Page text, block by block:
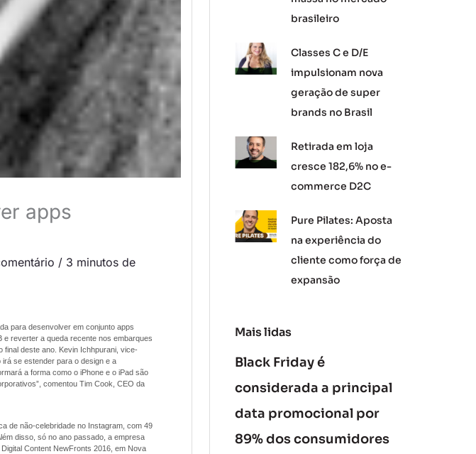
apps
/ 3 minutos de
para desenvolver em conjunto apps
e reverter a queda recente nos embarques
final deste ano. Kevin Ichhpurani, vice-
se estender para o design e a
a forma como o iPhone e o iPad são
comentou Tim Cook, CEO da
de não-celebridade no Instagram, com 49
disso, só no ano passado, a empresa
Content NewFronts 2016, em Nova
brasileiro
Classes C e D/E
impulsionam nova
geração de super
brands no Brasil
Retirada em loja
cresce 182,6% no e-
commerce D2C
Pure Pilates: Aposta
na experiência do
cliente como força de
expansão
Mais lidas
Black Friday é
considerada a principal
data promocional por
89% dos consumidores